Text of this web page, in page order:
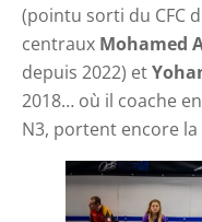
(pointu sorti du CFC
centraux Mohamed
depuis 2022) et
2018… où il coache
N3, portent encore